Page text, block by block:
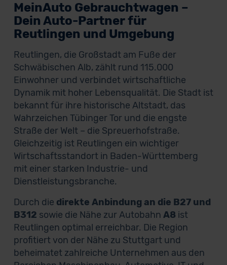
MeinAuto Gebrauchtwagen –
Dein Auto-Partner für
Reutlingen und Umgebung
Reutlingen, die Großstadt am Fuße der
Schwäbischen Alb, zählt rund 115.000
Einwohner und verbindet wirtschaftliche
Dynamik mit hoher Lebensqualität. Die Stadt ist
bekannt für ihre historische Altstadt, das
Wahrzeichen Tübinger Tor und die engste
Straße der Welt – die Spreuerhofstraße.
Gleichzeitig ist Reutlingen ein wichtiger
Wirtschaftsstandort in Baden-Württemberg
mit einer starken Industrie- und
Dienstleistungsbranche.
Durch die direkte Anbindung an die B27 und
B312 sowie die Nähe zur Autobahn A8 ist
Reutlingen optimal erreichbar. Die Region
profitiert von der Nähe zu Stuttgart und
beheimatet zahlreiche Unternehmen aus den